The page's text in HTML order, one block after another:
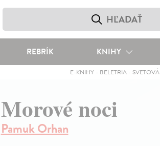
REBRÍK KNIHY
E-KNIHY - BELETRIA - SVETOVÁ
Morové noci
Pamuk Orhan